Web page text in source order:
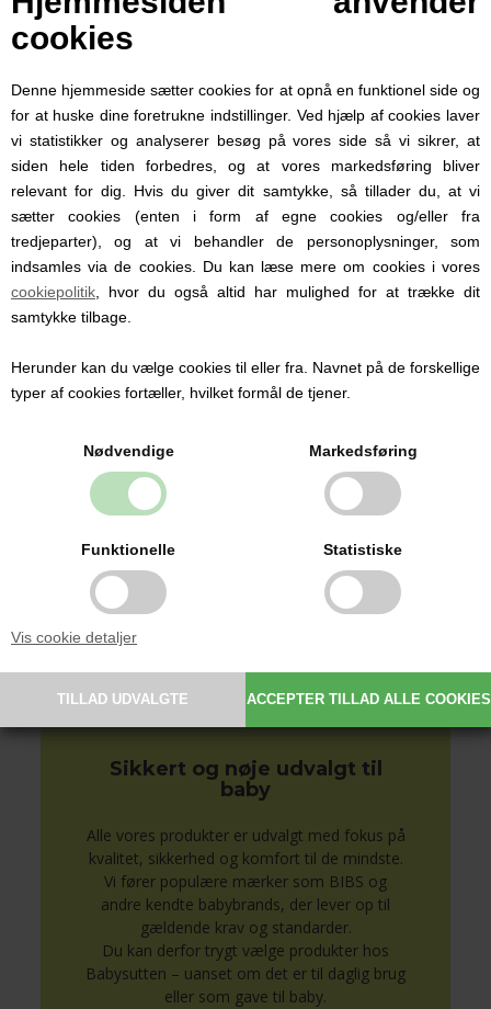
cookies
Denne hjemmeside sætter cookies for at opnå en funktionel side og
for at huske dine foretrukne indstillinger. Ved hjælp af cookies laver
vi statistikker og analyserer besøg på vores side så vi sikrer, at
siden hele tiden forbedres, og at vores markedsføring bliver
relevant for dig. Hvis du giver dit samtykke, så tillader du, at vi
sætter cookies (enten i form af egne cookies og/eller fra
tredjeparter), og at vi behandler de personoplysninger, som
indsamles via de cookies. Du kan læse mere om cookies i vores
cookiepolitik , hvor du også altid har mulighed for at trække dit
samtykke tilbage.
Herunder kan du vælge cookies til eller fra. Navnet på de forskellige
typer af cookies fortæller, hvilket formål de tjener.
Nødvendige Markedsføring
Funktionelle Statistiske
Vis cookie detaljer
barn.
62 (3 måneder)
68 (6 måneder)
74 (9 måneder)
80 (12 måneder)
86 (18 måneder)
92 (2 år)
Personlige produkter med
navn
personlige babyprodukter med navn. Vi
tilbyder blandt andet sutter med navn,
nusseklude og babytæpper, hvor du kan få
indgraveret eller broderet barnets navn og
Personlige produkter gør hverdagen
nemmere og er samtidig en oplagt gaveidé
til barsel, dåb og babyshower.
Sikkert og nøje udvalgt til
baby
Alle vores produkter er udvalgt med fokus på
kvalitet, sikkerhed og komfort til de mindste.
Vi fører populære mærker som BIBS og
andre kendte babybrands, der lever op til
gældende krav og standarder.
Du kan derfor trygt vælge produkter hos
Babysutten – uanset om det er til daglig brug
eller som gave til baby.